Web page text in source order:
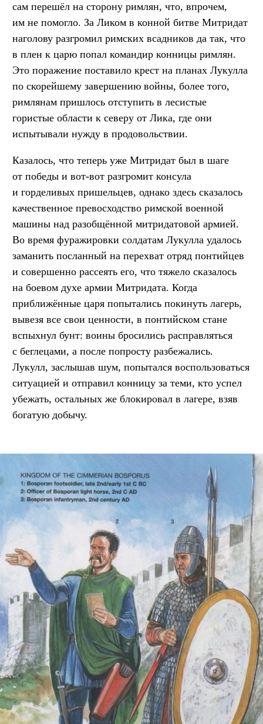
сам перешёл на сторону римлян, что, впрочем,
им не помогло. За Ликом в конной битве Митридат
наголову разгромил римских всадников да так, что
в плен к царю попал командир конницы римлян.
Это поражение поставило крест на планах Лукулла
по скорейшему завершению войны, более того,
римлянам пришлось отступить в лесистые
гористые области к северу от Лика, где они
испытывали нужду в продовольствии.
Казалось, что теперь уже Митридат был в шаге
от победы и вот-вот разгромит консула
и горделивых пришельцев, однако здесь сказалось
качественное превосходство римской военной
машины над разобщённой митридатовой армией.
Во время фуражировки солдатам Лукулла удалось
заманить посланный на перехват отряд понтийцев
и совершенно рассеять его, что тяжело сказалось
на боевом духе армии Митридата. Когда
приближённые царя попытались покинуть лагерь,
вывезя все свои ценности, в понтийском стане
вспыхнул бунт: воины бросились расправляться
с беглецами, а после попросту разбежались.
Лукулл, заслышав шум, попытался воспользоваться
ситуацией и отправил конницу за теми, кто успел
убежать, остальных же блокировал в лагере, взяв
богатую добычу.